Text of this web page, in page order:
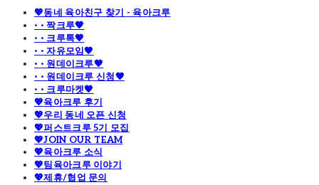
💖동네 육아친구 찾기 - 육아크루
· · 짝크루🧡
· · 크루톡🧡
· · 자유모임🧡
· · 원데이크루🧡
· · 원데이크루 신청🧡
· · 크루마켓🧡
💖육아크루 후기
💖우리 동네 오픈 신청
💖퍼스트크루 5기 모집
💖JOIN OUR TEAM
💖육아크루 소식
💖팀육아크루 이야기
💖제휴/협업 문의